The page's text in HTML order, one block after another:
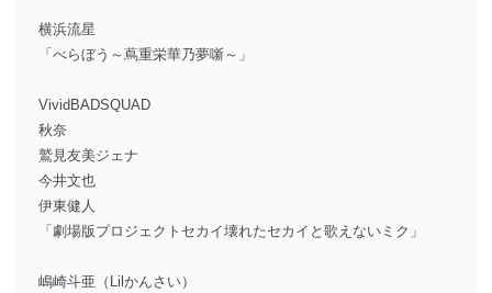
横浜流星
「べらぼう～蔦重栄華乃夢噺～」
VividBADSQUAD
秋奈
鷲見友美ジェナ
今井文也
伊東健人
「劇場版プロジェクトセカイ壊れたセカイと歌えないミク」
嶋崎斗亜（Lilかんさい）